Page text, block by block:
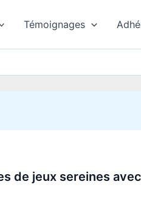
Témoignages
de jeux sereines